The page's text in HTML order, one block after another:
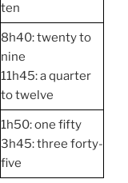
ten
8h40: twenty to
nine
11h45: a quarter
to twelve
1h50: one fifty
3h45: three forty-
five